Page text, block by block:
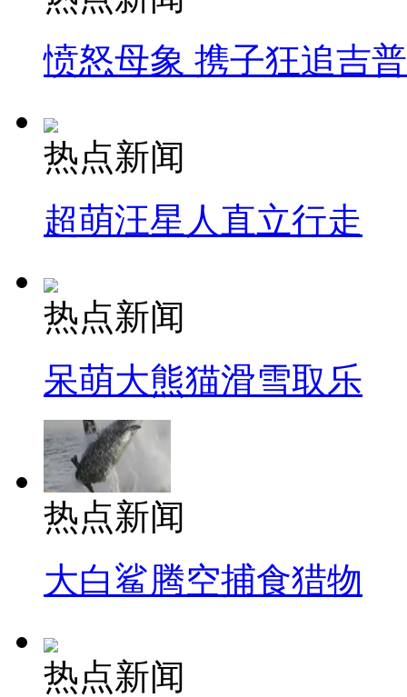
愤怒母象 携子狂追吉
热点新闻
超萌汪星人直立行走
热点新闻
呆萌大熊猫滑雪取乐
热点新闻
大白鲨腾空捕食猎物
热点新闻